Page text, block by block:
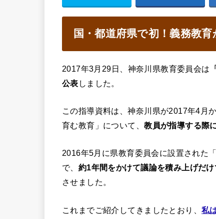
国・都道府県で初！義務教
2017年3月29日、神奈川県教育委員会は
公表 しました。
この指導資料は、神奈川県が2017年4月
育む教育」について、教員が指導する際
2016年5月に県教育委員会に設置された
で、 約1年間をかけて議論を積み上げだ
させました。
これまでご紹介してきましたとおり、私